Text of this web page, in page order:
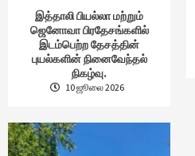
இத்தாலி பியல்லா மற்றும்
ஜெனோவா பிரதேசங்களில்
இடம்பெற்ற தேசத்தின்
புயல்களின் நினைவேந்தல்
நிகழ்வு.
10 ஜூலை 2026